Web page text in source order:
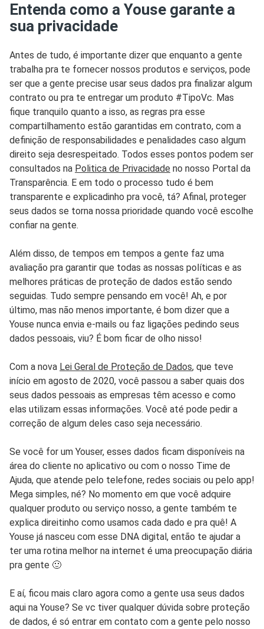
Entenda como a Youse garante a
sua privacidade
Antes de tudo, é importante dizer que enquanto a gente
trabalha pra te fornecer nossos produtos e serviços, pode
ser que a gente precise usar seus dados pra finalizar algum
contrato ou pra te entregar um produto #TipoVc. Mas
fique tranquilo quanto a isso, as regras pra esse
compartilhamento estão garantidas em contrato, com a
definição de responsabilidades e penalidades caso algum
direito seja desrespeitado. Todos esses pontos podem ser
consultados na Politica de Privacidade no nosso Portal da
Transparência. E em todo o processo tudo é bem
transparente e explicadinho pra você, tá? Afinal, proteger
seus dados se torna nossa prioridade quando você escolhe
confiar na gente.
Além disso, de tempos em tempos a gente faz uma
avaliação pra garantir que todas as nossas políticas e as
melhores práticas de proteção de dados estão sendo
seguidas. Tudo sempre pensando em você! Ah, e por
último, mas não menos importante, é bom dizer que a
Youse nunca envia e-mails ou faz ligações pedindo seus
dados pessoais, viu? É bom ficar de olho nisso!
Com a nova Lei Geral de Proteção de Dados, que teve
início em agosto de 2020, você passou a saber quais dos
seus dados pessoais as empresas têm acesso e como
elas utilizam essas informações. Você até pode pedir a
correção de algum deles caso seja necessário.
Se você for um Youser, esses dados ficam disponíveis na
área do cliente no aplicativo ou com o nosso Time de
Ajuda, que atende pelo telefone, redes sociais ou pelo app!
Mega simples, né? No momento em que você adquire
qualquer produto ou serviço nosso, a gente também te
explica direitinho como usamos cada dado e pra quê! A
Youse já nasceu com esse DNA digital, então te ajudar a
ter uma rotina melhor na internet é uma preocupação diária
pra gente 🙂
E aí, ficou mais claro agora como a gente usa seus dados
aqui na Youse? Se vc tiver qualquer dúvida sobre proteção
de dados, é só entrar em contato com a gente pelo nosso